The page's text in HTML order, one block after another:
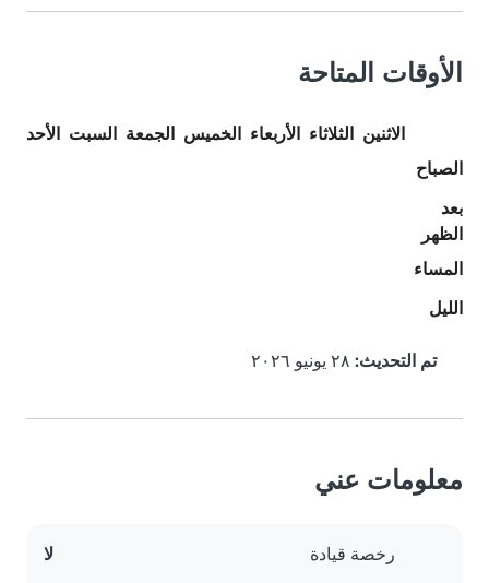
الأوقات المتاحة
الاثنين الثلاثاء الأربعاء الخميس الجمعة السبت
الأحد
الصباح
بعد
الظهر
المساء
الليل
تم التحديث:
معلومات عني
رخصة قيادة لا